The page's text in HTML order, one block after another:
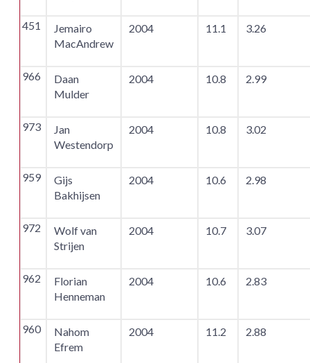
451
Jemairo
MacAndrew
2004 11.1 3.26
966
Daan
Mulder
2004 10.8 2.99
973
Jan
Westendorp
2004 10.8 3.02
959
Gijs
Bakhijsen
2004 10.6 2.98
972
Wolf van
Strijen
2004 10.7 3.07
962
Florian
Henneman
2004 10.6 2.83
960
Nahom
Efrem
2004 11.2 2.88